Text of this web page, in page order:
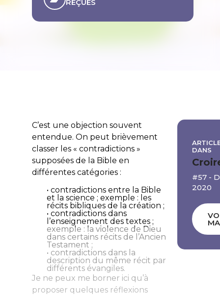
REÇUES
C’est une objection souvent
entendue. On peut brièvement
classer les « contradictions »
supposées de la Bible en
différentes catégories :
• contradictions entre la Bible
et la science ; exemple : les
récits bibliques de la création ;
• contradictions dans
l’enseignement des textes ;
exemple : la violence de Dieu
dans certains récits de l’Ancien
Testament ;
• contradictions dans la
description du même récit par
différents évangiles.
Je ne peux me borner ici qu’à
proposer quelques réflexions
DANS
#57 -
2020